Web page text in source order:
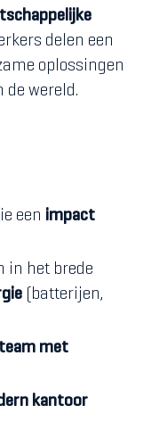
delen een
oplossingen
de wereld.
een impact
in het brede
(batterijen,
met
kantoor